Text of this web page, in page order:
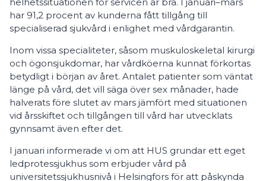
helhetssituationen för servicen är bra. I januari–mars
har 91,2 procent av kunderna fått tillgång till
specialiserad sjukvård i enlighet med vårdgarantin.
Inom vissa specialiteter, såsom muskuloskeletal kirurgi
och ögonsjukdomar, har vårdköerna kunnat förkortas
betydligt i början av året. Antalet patienter som väntat
länge på vård, det vill säga över sex månader, hade
halverats före slutet av mars jämfört med situationen
vid årsskiftet och tillgången till vård har utvecklats
gynnsamt även efter det.
I januari informerade vi om att HUS grundar ett eget
ledprotessjukhus som erbjuder vård på
universitetssjukhusnivå i Helsingfors för att påskynda